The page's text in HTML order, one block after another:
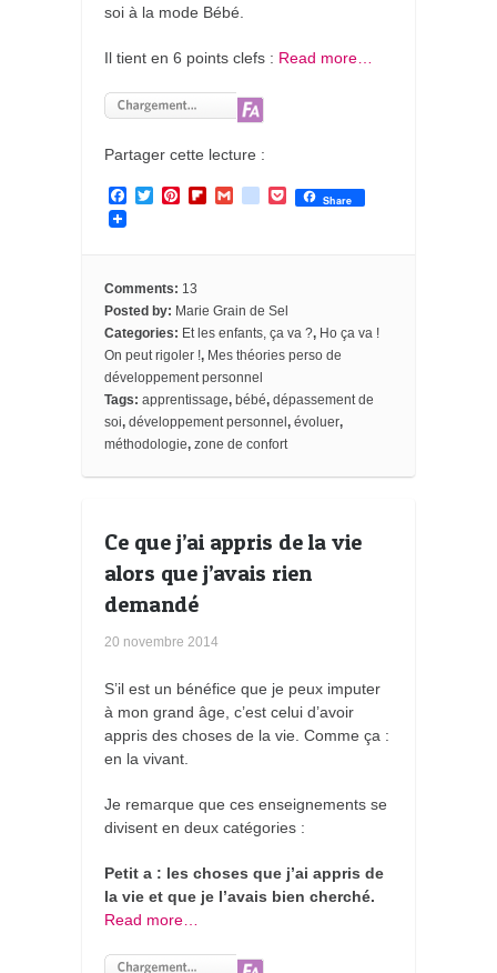
soi à la mode Bébé.
Il tient en 6 points clefs : Read more…
Partager cette lecture :
F
o
k
T
e
r
P
r
e
s
t
F
a
r
d
b
o
o
k
m
a
r
k
P
o
Share
Comments: 13
Posted by: Marie Grain de Sel
Categories: Et les enfants, ça va ?, Ho ça va !
On peut rigoler !, Mes théories perso de
développement personnel
Tags: apprentissage, bébé, dépassement de
soi, développement personnel, évoluer,
méthodologie, zone de confort
Ce que j’ai appris de la vie
alors que j’avais rien
demandé
20 novembre 2014
S’il est un bénéfice que je peux imputer
à mon grand âge, c’est celui d’avoir
appris des choses de la vie. Comme ça :
en la vivant.
Je remarque que ces enseignements se
divisent en deux catégories :
Petit a : les choses que j’ai appris de
la vie et que je l’avais bien cherché.
Read more…